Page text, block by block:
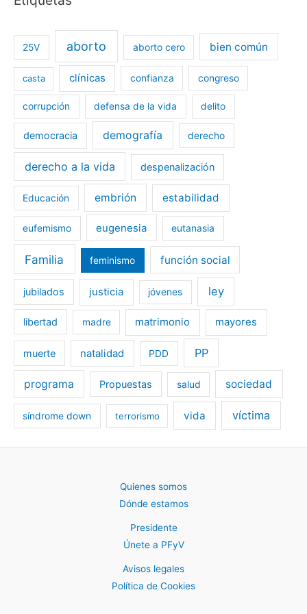
25V aborto aborto cero bien común
casta clínicas confianza congreso
corrupción defensa de la vida delito
democracia demografía derecho
derecho a la vida despenalización
Educación embrión estabilidad
eufemismo eugenesia eutanasia
Familia feminismo función social
jubilados justicia jóvenes ley
libertad madre matrimonio mayores
muerte natalidad PDD PP
programa Propuestas salud sociedad
síndrome down terrorismo vida víctima
Quienes somos
Dónde estamos
Presidente
Únete a PFyV
Avisos legales
Política de Cookies